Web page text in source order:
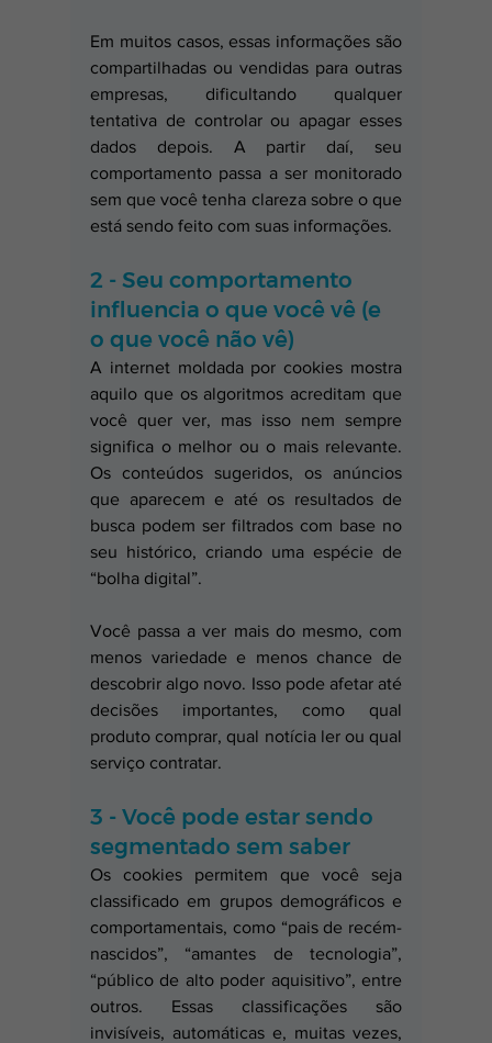
Em muitos casos, essas informações são
compartilhadas ou vendidas para outras
empresas, dificultando qualquer
tentativa de controlar ou apagar esses
dados depois. A partir daí, seu
comportamento passa a ser monitorado
sem que você tenha clareza sobre o que
está sendo feito com suas informações.
2 - Seu comportamento
influencia o que você vê (e
o que você não vê)
A internet moldada por cookies mostra
aquilo que os algoritmos acreditam que
você quer ver, mas isso nem sempre
significa o melhor ou o mais relevante.
Os conteúdos sugeridos, os anúncios
que aparecem e até os resultados de
busca podem ser filtrados com base no
seu histórico, criando uma espécie de
“bolha digital”.
Você passa a ver mais do mesmo, com
menos variedade e menos chance de
descobrir algo novo. Isso pode afetar até
decisões importantes, como qual
produto comprar, qual notícia ler ou qual
serviço contratar.
3 - Você pode estar sendo
segmentado sem saber
Os cookies permitem que você seja
classificado em grupos demográficos e
comportamentais, como “pais de recém-
nascidos”, “amantes de tecnologia”,
“público de alto poder aquisitivo”, entre
outros. Essas classificações são
invisíveis, automáticas e, muitas vezes,